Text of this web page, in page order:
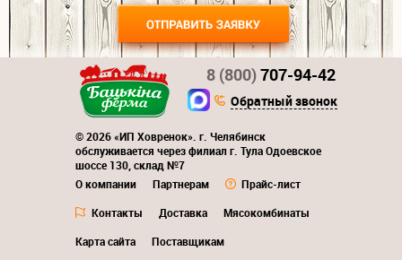
© 2026 «ИП Ховренок». г. Челябинск
обслуживается через филиал г. Тула Одоевское
шоссе 130, склад №7
О компании
Партнерам
Прайс-лист
Контакты
Доставка
Мясокомбинаты
Карта сайта
Поставщикам
8 (800)707-94-42
Обратный звонок